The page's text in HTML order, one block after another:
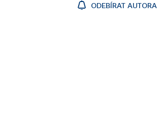
ODEBÍRAT AUTORA